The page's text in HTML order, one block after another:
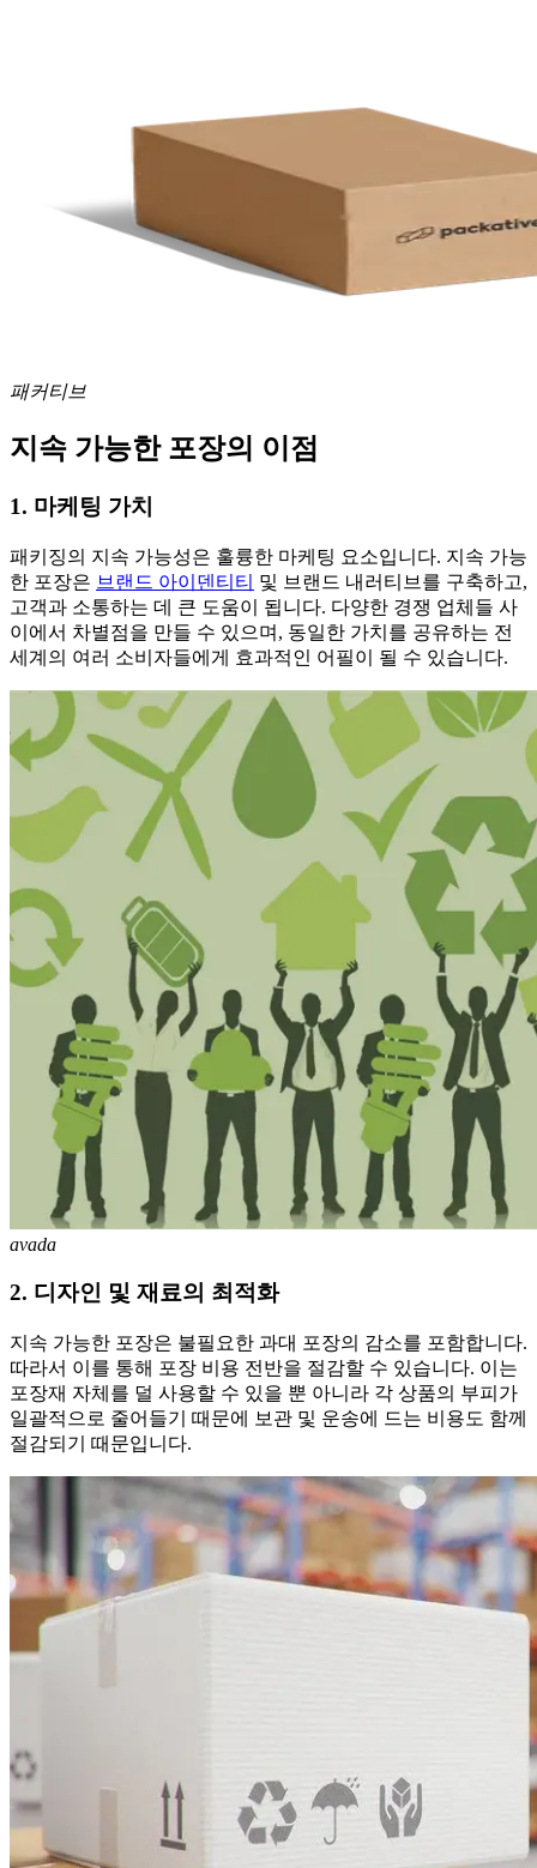
패커티브
지속 가능한 포장의 이점
1. 마케팅 가치
패키징의 지속 가능성은 훌륭한 마케팅 요소입니다. 지속 가능
한 포장은 브랜드 아이덴티티 및 브랜드 내러티브를 구축하고,
고객과 소통하는 데 큰 도움이 됩니다. 다양한 경쟁 업체들 사
이에서 차별점을 만들 수 있으며, 동일한 가치를 공유하는 전
세계의 여러 소비자들에게 효과적인 어필이 될 수 있습니다.
avada
2. 디자인 및 재료의 최적화
지속 가능한 포장은 불필요한 과대 포장의 감소를 포함합니다.
따라서 이를 통해 포장 비용 전반을 절감할 수 있습니다. 이는
포장재 자체를 덜 사용할 수 있을 뿐 아니라 각 상품의 부피가
일괄적으로 줄어들기 때문에 보관 및 운송에 드는 비용도 함께
절감되기 때문입니다.